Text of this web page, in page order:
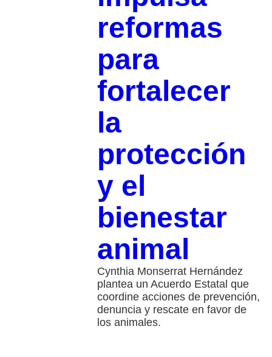
reformas
para
fortalecer
la
protección
y el
bienestar
animal
Cynthia Monserrat Hernández
plantea un Acuerdo Estatal que
coordine acciones de prevención,
denuncia y rescate en favor de
los animales.